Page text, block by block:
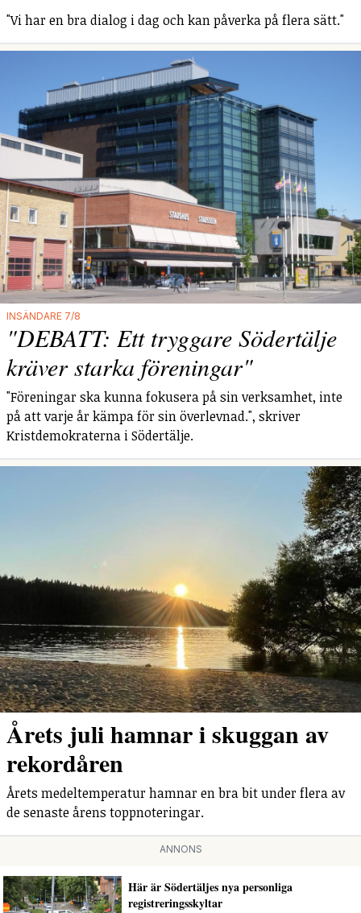
"Vi har en bra dialog i dag och kan påverka på flera sätt."
INSÄNDARE 7/8
"DEBATT: Ett tryggare Södertälje
kräver starka föreningar"
"Föreningar ska kunna fokusera på sin verksamhet, inte
på att varje år kämpa för sin överlevnad.", skriver
Kristdemokraterna i Södertälje.
Årets juli hamnar i skuggan av
rekordåren
Årets medeltemperatur hamnar en bra bit under flera av
de senaste årens toppnoteringar.
ANNONS
Här är Södertäljes nya personliga
registreringsskyltar